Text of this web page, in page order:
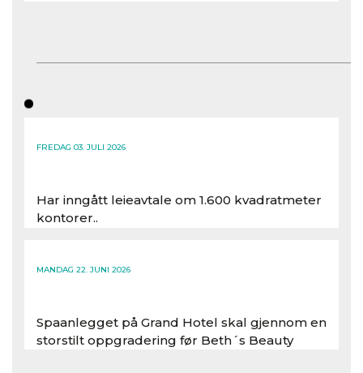
FREDAG 03. JULI 2026
Har inngått leieavtale om 1.600 kvadratmeter
kontorer..
MANDAG 22. JUNI 2026
Spaanlegget på Grand Hotel skal gjennom en
storstilt oppgradering før Beth´s Beauty